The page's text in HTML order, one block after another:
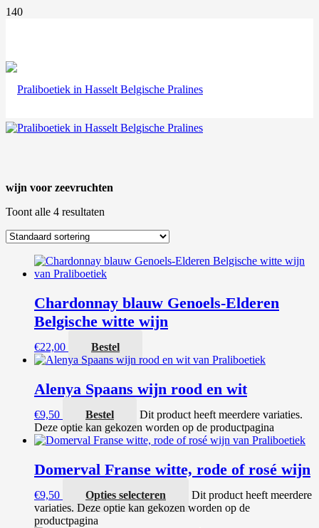
wijn voor zeevruchten
Toont alle 4 resultaten
Chardonnay blauw Genoels-Elderen
Belgische witte wijn
€22,00 Bestel
Alenya Spaans wijn rood en wit
€9,50 Bestel
Dit product heeft meerdere variaties.
Deze optie kan gekozen worden op de productpagina
Domerval Franse witte, rode of rosé wijn
€9,50 Opties selecteren
Dit product heeft meerdere
variaties. Deze optie kan gekozen worden op de
productpagina